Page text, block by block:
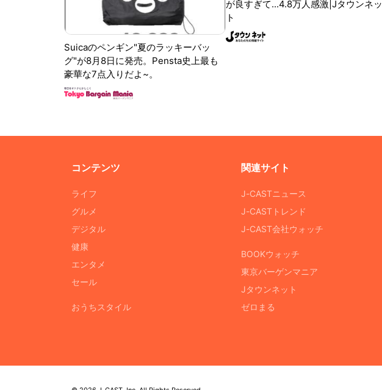
Suicaのペンギン"夏のラッキーバッ
グ"が8月8日に発売。Pensta史上最も
豪華な7点入りだよ~。
が良すぎて...4.8万人感激|Jタウンネッ
ト
コンテンツ
ライフ
グルメ
デジタル
健康
エンタメ
セール
おうちスタイル
関連サイト
J-CASTニュース
J-CASTトレンド
J-CAST会社ウォッチ
BOOKウォッチ
東京バーゲンマニア
Jタウンネット
ゼロまる